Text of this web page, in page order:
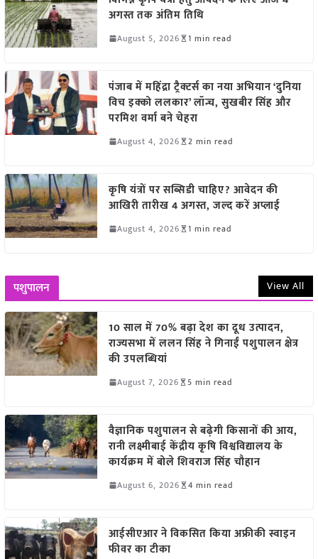
अगस्त तक अंतिम तिथि
August 5, 2026 1 min read
पंजाब में महिंद्रा ट्रैक्टर्स का नया अभियान ‘दुनिया
विच इक्को ललकार’ लॉन्च, सुखबीर सिंह और
परमिश वर्मा बने चेहरा
August 4, 2026 2 min read
कृषि यंत्रों पर सब्सिडी चाहिए? आवेदन की
आखिरी तारीख 4 अगस्त, जल्द करें अप्लाई
August 4, 2026 1 min read
पशुपालन View All
10 साल में 70% बढ़ा देश का दूध उत्पादन,
राज्यसभा में ललन सिंह ने गिनाईं पशुपालन क्षेत्र
की उपलब्धियां
August 7, 2026 5 min read
वैज्ञानिक पशुपालन से बढ़ेगी किसानों की आय,
रानी लक्ष्मीबाई केंद्रीय कृषि विश्वविद्यालय के
कार्यक्रम में बोले शिवराज सिंह चौहान
August 6, 2026 4 min read
आईसीएआर ने विकसित किया अफ्रीकी स्वाइन
फीवर का टीका